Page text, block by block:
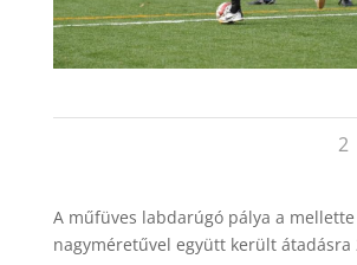
2
A műfüves labdarúgó pálya a mellette
nagyméretűvel együtt került átadásra